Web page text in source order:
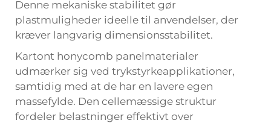
Denne mekaniske stabilitet gør
plastmuligheder ideelle til anvendelser, der
kræver langvarig dimensionsstabilitet.
Kartont honycomb panelmaterialer
udmærker sig ved trykstyrkeapplikationer,
samtidig med at de har en lavere egen
massefylde. Den cellemæssige struktur
fordeler belastninger effektivt over